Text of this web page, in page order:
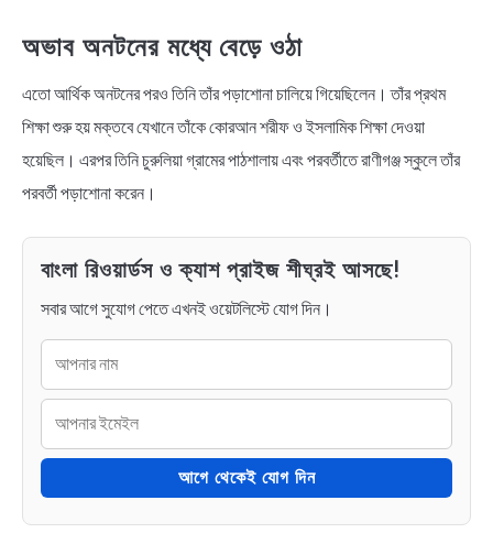
অভাব অনটনের মধ্যে বেড়ে ওঠা
এতো আর্থিক অনটনের পরও তিনি তাঁর পড়াশোনা চালিয়ে গিয়েছিলেন। তাঁর প্রথম
শিক্ষা শুরু হয় মক্তবে যেখানে তাঁকে কোরআন শরীফ ও ইসলামিক শিক্ষা দেওয়া
হয়েছিল। এরপর তিনি চুরুলিয়া গ্রামের পাঠশালায় এবং পরবর্তীতে রাণীগঞ্জ স্কুলে তাঁর
পরবর্তী পড়াশোনা করেন।
বাংলা রিওয়ার্ডস ও ক্যাশ প্রাইজ শীঘ্রই আসছে!
সবার আগে সুযোগ পেতে এখনই ওয়েটলিস্টে যোগ দিন।
আগে থেকেই যোগ দিন